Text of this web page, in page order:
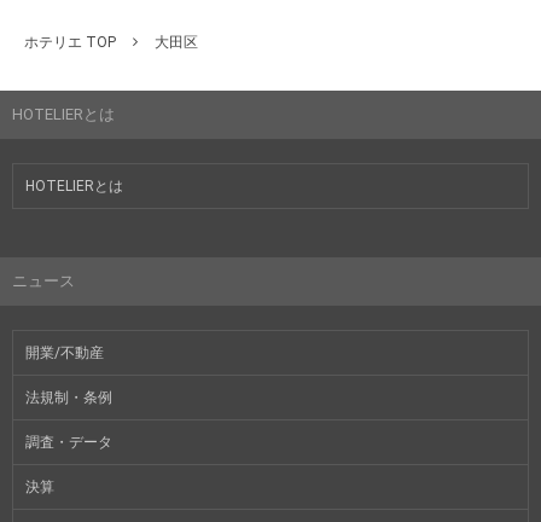
ホテリエ TOP 大田区
HOTELIERとは
HOTELIERとは
ニュース
開業/不動産
法規制・条例
調査・データ
決算